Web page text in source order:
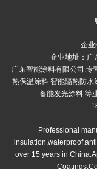
企业
企业地址：广
广东智能涂料有限公司,专
热保温涂料 智能隔热防
蓄能发光涂料 等
Professional
over 15 years in